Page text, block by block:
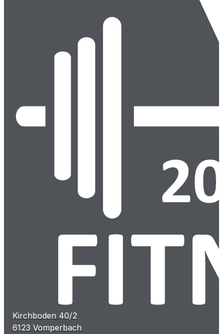
Kirchboden 40/2
6123 Vomperbach